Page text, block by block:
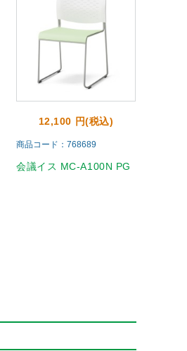
12,100 円(税込)
商品コード：768689
会議イス MC-A100N PG